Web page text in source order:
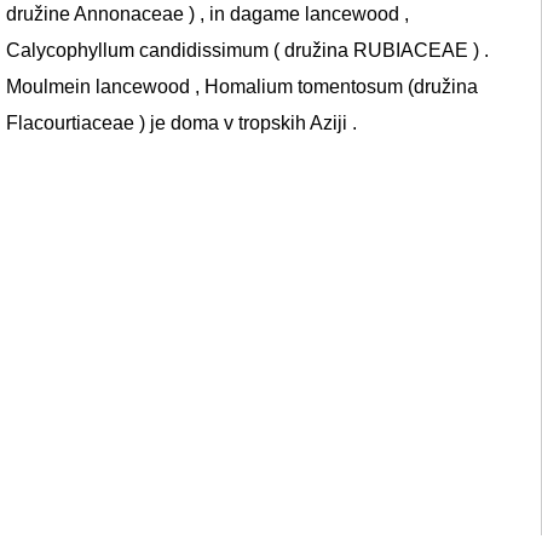
družine Annonaceae ) , in dagame lancewood ,
Calycophyllum candidissimum ( družina RUBIACEAE ) .
Moulmein lancewood , Homalium tomentosum (družina
Flacourtiaceae ) je doma v tropskih Aziji .